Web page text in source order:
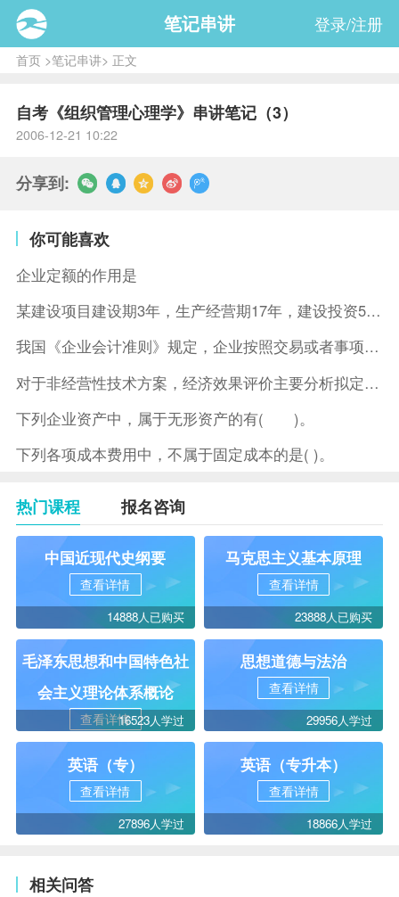
笔记串讲 登录/注册
首页>笔记串讲> 正文
自考《组织管理心理学》串讲笔记（3）
2006-12-21 10:22
分享到:
你可能喜欢
企业定额的作用是
某建设项目建设期3年，生产经营期17年，建设投资5500万元
我国《企业会计准则》规定，企业按照交易或者事项的经济特征确定
对于非经营性技术方案，经济效果评价主要分析拟定方案的( )。
下列企业资产中，属于无形资产的有( )。
下列各项成本费用中，不属于固定成本的是( )。
热门课程 报名咨询
中国近现代史纲要
查看详情
14888人已购买
马克思主义基本原理
查看详情
23888人已购买
毛泽东思想和中国特色社
会主义理论体系概论
查看详情16523人学过
思想道德与法治
查看详情
29956人学过
英语（专）
查看详情
27896人学过
英语（专升本）
查看详情
18866人学过
相关问答